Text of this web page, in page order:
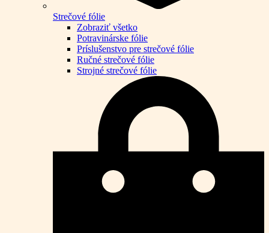
Strečové fólie
Zobraziť všetko
Potravinárske fólie
Príslušenstvo pre strečové fólie
Ručné strečové fólie
Strojné strečové fólie